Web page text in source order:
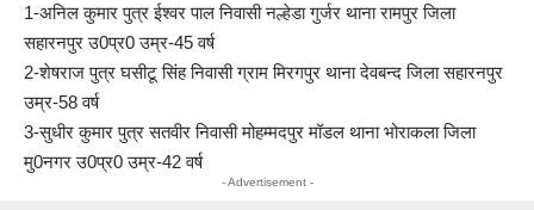
1-अनिल कुमार पुत्र ईश्वर पाल निवासी नल्हेडा गुर्जर थाना रामपुर जिला
सहारनपुर उ0प्र0 उम्र-45 वर्ष
2-शेषराज पुत्र घसीटू सिंह निवासी ग्राम मिरगपुर थाना देवबन्द जिला सहारनपुर
उम्र-58 वर्ष
3-सुधीर कुमार पुत्र सतवीर निवासी मोहम्मदपुर मॉडल थाना भोराकला जिला
मु0नगर उ0प्र0 उम्र-42 वर्ष
- Advertisement -